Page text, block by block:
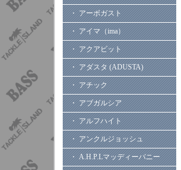
・ アーボガスト
・ アイマ（ima）
・ アクアビット
・ アダスタ (ADUSTA)
・ アチック
・ アブガルシア
・ アルフハイト
・ アンクルジョッシュ
・ A.H.P.Lマッディーバニー